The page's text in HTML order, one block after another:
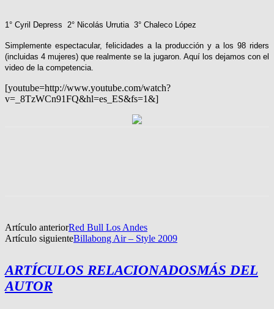
1° Cyril Depress  2° Nicolás Urrutia  3° Chaleco López
Simplemente espectacular, felicidades a la producción y a los 98 riders
(incluidas 4 mujeres) que realmente se la jugaron. Aquí los dejamos con el
video de la competencia.
[youtube=http://www.youtube.com/watch?
v=_8TzWCn91FQ&hl=es_ES&fs=1&]
Artículo anteriorRed Bull Los Andes
Artículo siguienteBillabong Air – Style 2009
ARTÍCULOS RELACIONADOSMÁS DEL
AUTOR